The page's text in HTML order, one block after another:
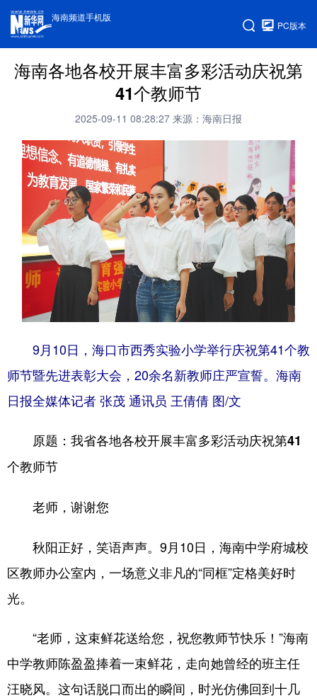
海南频道手机版
PC版本
海南各地各校开展丰富多彩活动庆祝第
41个教师节
2025-09-11 08:28:27 来源：海南日报
9月10日，海口市西秀实验小学举行庆祝第41个教
师节暨先进表彰大会，20余名新教师庄严宣誓。海南
日报全媒体记者 张茂 通讯员 王倩倩 图/文
原题：我省各地各校开展丰富多彩活动庆祝第41
个教师节
老师，谢谢您
秋阳正好，笑语声声。9月10日，海南中学府城校
区教师办公室内，一场意义非凡的“同框”定格美好时
光。
“老师，这束鲜花送给您，祝您教师节快乐！”海南
中学教师陈盈盈捧着一束鲜花，走向她曾经的班主任
汪晓风。这句话脱口而出的瞬间，时光仿佛回到十几